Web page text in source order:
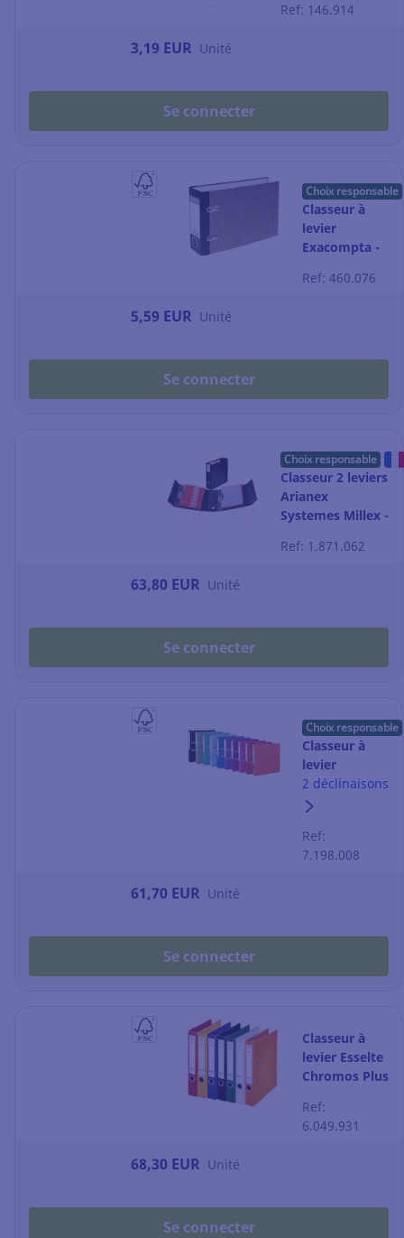
10
Ref: 146.914
3,19 EUR Unité
Se connecter
Choix responsable
Classeur à
levier
Exacompta -
l'italienne -
Ref: 460.076
5,59 EUR Unité
Se connecter
Choix responsable
Classeur 2 leviers
Arianex
Systemes Millex -
Ref: 1.871.062
63,80 EUR Unité
Se connecter
Choix responsable
Classeur à
levier
Exacompta
Prem'Touch -
coloris
tendance - lot
2 déclinaisons
Ref:
7.198.008
61,70 EUR Unité
Se connecter
Classeur à
levier Esselte
Chromos Plus
coloris vifs -
lot de 10
Ref:
6.049.931
68,30 EUR Unité
Se connecter